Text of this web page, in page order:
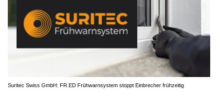
Suritec Swiss GmbH: FR.ED Frühwarnsystem stoppt Einbrecher frühzeitig